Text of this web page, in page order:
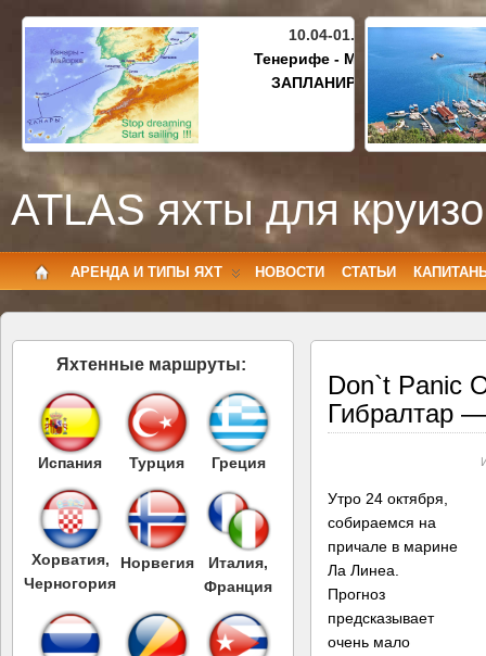
10.04-01.05.2027
Тенерифе - Майорка
ЗАПЛАНИРОВАНО
ATLAS яхты для
АРЕНДА И ТИПЫ ЯХТ НОВОСТИ СТАТЬИ
Don`t Panic
Гибралтар
Утро 24 октября,
собираемся на
причале в марине
Ла Линеа.
Прогноз
предсказывает
очень мало
Яхтенные маршруты:
Испания Турция Греция
Хорватия,
Черногория
Норвегия
Италия,
Франция